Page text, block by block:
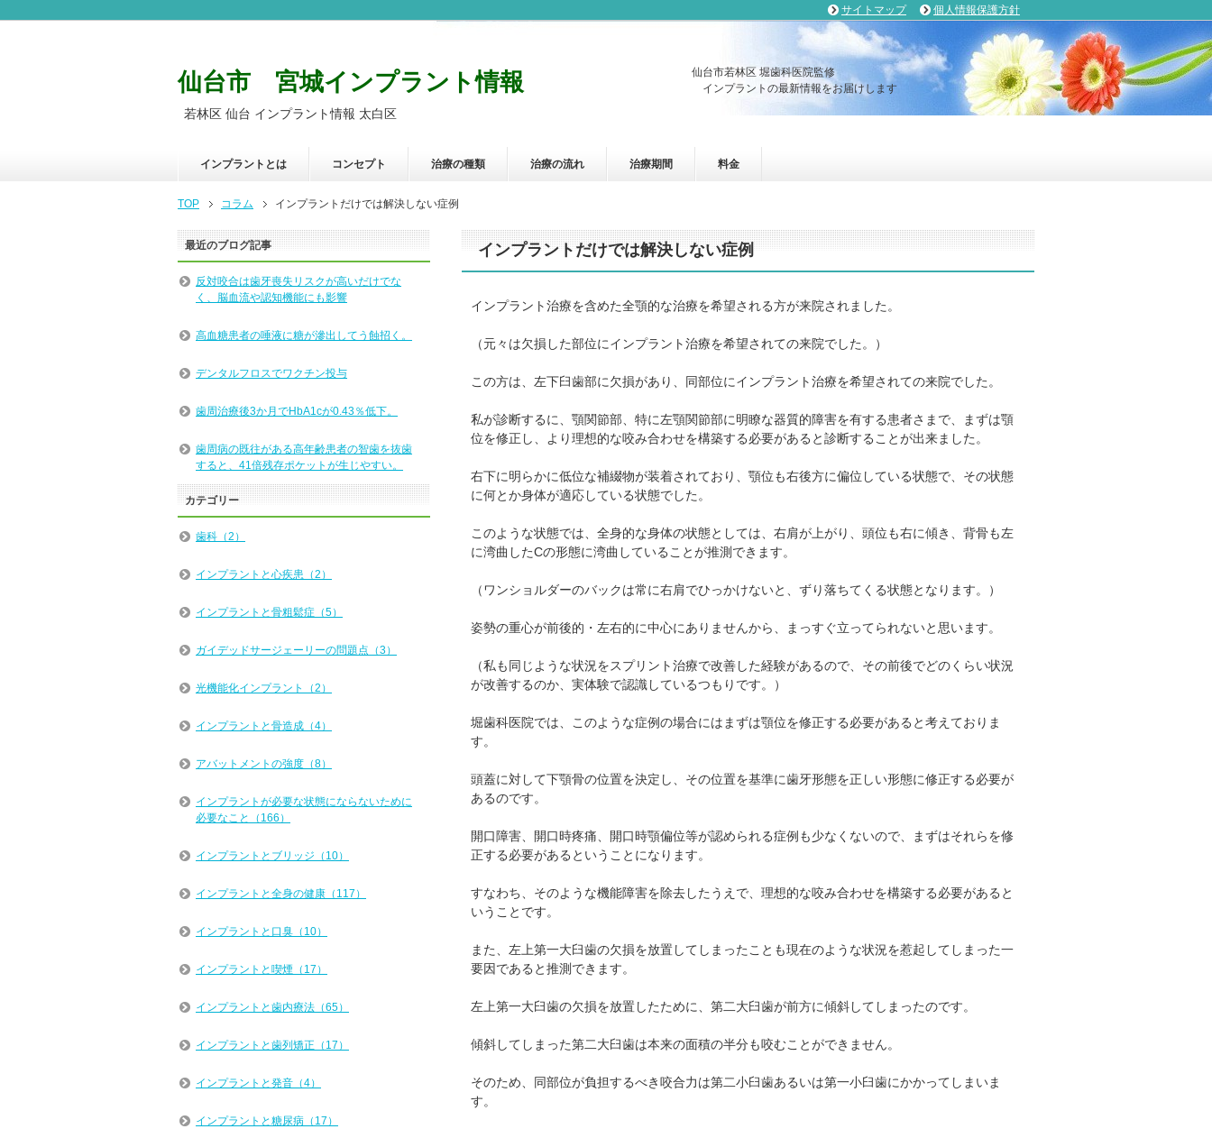
仙台市 宮城インプラント情報
若林区 仙台 インプラント情報 太白区
仙台市若林区 堀歯科医院監修
インプラントの最新情報をお届けします
インプラントとは コンセプト 治療の種類 治療の流れ 治療期間 料金
TOP コラム インプラントだけでは解決しない症例
インプラントだけでは解決しない症例
インプラント治療を含めた全顎的な治療を希望される方が来院されました。
（元々は欠損した部位にインプラント治療を希望されての来院でした。）
この方は、左下臼歯部に欠損があり、同部位にインプラント治療を希望されての来院でした。
私が診断するに、顎関節部、特に左顎関節部に明瞭な器質的障害を有する患者さまで、まずは顎
位を修正し、より理想的な咬み合わせを構築する必要があると診断することが出来ました。
右下に明らかに低位な補綴物が装着されており、顎位も右後方に偏位している状態で、その状態
に何とか身体が適応している状態でした。
このような状態では、全身的な身体の状態としては、右肩が上がり、頭位も右に傾き、背骨も左
に湾曲したCの形態に湾曲していることが推測できます。
（ワンショルダーのバックは常に右肩でひっかけないと、ずり落ちてくる状態となります。）
姿勢の重心が前後的・左右的に中心にありませんから、まっすぐ立ってられないと思います。
（私も同じような状況をスプリント治療で改善した経験があるので、その前後でどのくらい状況
が改善するのか、実体験で認識しているつもりです。）
堀歯科医院では、このような症例の場合にはまずは顎位を修正する必要があると考えておりま
す。
頭蓋に対して下顎骨の位置を決定し、その位置を基準に歯牙形態を正しい形態に修正する必要が
あるのです。
開口障害、開口時疼痛、開口時顎偏位等が認められる症例も少なくないので、まずはそれらを修
正する必要があるということになります。
すなわち、そのような機能障害を除去したうえで、理想的な咬み合わせを構築する必要があると
いうことです。
また、左上第一大臼歯の欠損を放置してしまったことも現在のような状況を惹起してしまった一
要因であると推測できます。
左上第一大臼歯の欠損を放置したために、第二大臼歯が前方に傾斜してしまったのです。
傾斜してしまった第二大臼歯は本来の面積の半分も咬むことができません。
そのため、同部位が負担するべき咬合力は第二小臼歯あるいは第一小臼歯にかかってしまいま
す。
最近のブログ記事
反対咬合は歯牙喪失リスクが高いだけでな
く、脳血流や認知機能にも影響
高血糖患者の唾液に糖が滲出してう蝕招く。
デンタルフロスでワクチン投与
歯周治療後3か月でHbA1cが0.43％低下。
歯周病の既往がある高年齢患者の智歯を抜歯
すると、41倍残存ポケットが生じやすい。
カテゴリー
歯科（2）
インプラントと心疾患（2）
インプラントと骨粗鬆症（5）
ガイデッドサージェーリーの問題点（3）
光機能化インプラント（2）
インプラントと骨造成（4）
アバットメントの強度（8）
インプラントが必要な状態にならないために
必要なこと（166）
インプラントとブリッジ（10）
インプラントと全身の健康（117）
インプラントと口臭（10）
インプラントと喫煙（17）
インプラントと歯内療法（65）
インプラントと歯列矯正（17）
インプラントと発音（4）
インプラントと糖尿病（17）
サイトマップ 個人情報保護方針